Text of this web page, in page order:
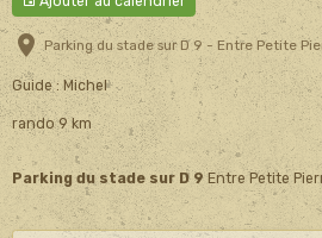
Parking du stade sur D 9 - Entre Petite
Guide : Michel
rando 9 km
Parking du stade sur D 9 Entre Petite